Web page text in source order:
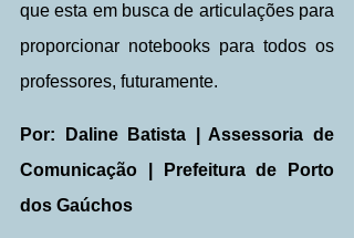
que esta em busca de articulações para
proporcionar notebooks para todos os
professores, futuramente.
Por: Daline Batista | Assessoria de
Comunicação | Prefeitura de Porto
dos Gaúchos